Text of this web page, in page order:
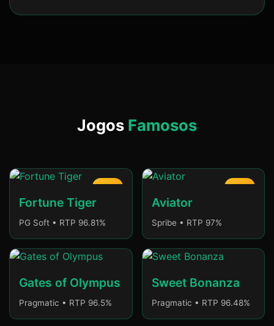
Jogos Famosos
HOT
Fortune Tiger
PG Soft • RTP 96.81%
HOT
Aviator
Spribe • RTP 97%
Gates of Olympus
Pragmatic • RTP 96.5%
Sweet Bonanza
Pragmatic • RTP 96.48%